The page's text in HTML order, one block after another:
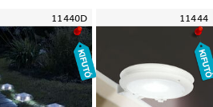
11440D 11444